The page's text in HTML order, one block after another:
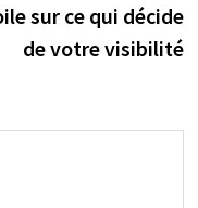
sur ce qui décide
de votre visibilité